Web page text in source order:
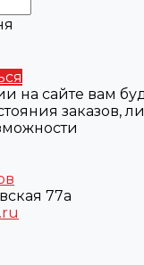
на сайте вам
заказов,
77а